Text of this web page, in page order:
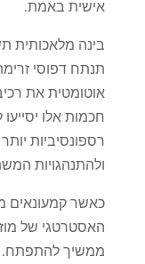
אישית באמת.
בינה מלאכותית
תנתח דפוסי
אוטומטית את
חכמות אלו
רספונסיביות
ולהתנהגויות
האסטרטגי של
ממשיך להתפתח.